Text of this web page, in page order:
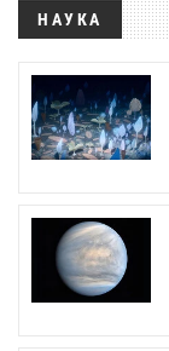
НАУКА